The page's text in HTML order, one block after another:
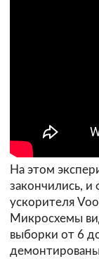
На этом
закончились,
ускорителя
Микросхемы
выборки от 6